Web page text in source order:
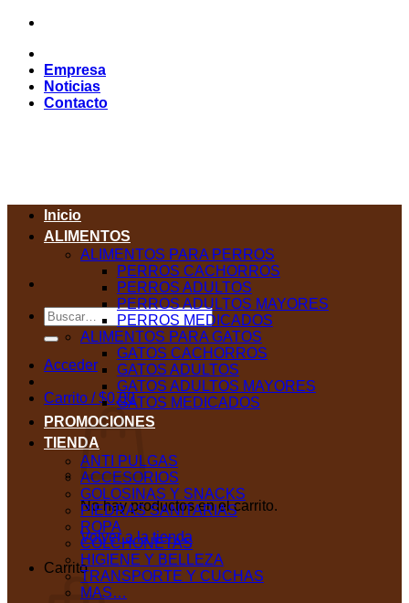
Saltar
contenido
Empresa
Noticias
Contacto
Buscar
por:
Acceder
Carrito /$0,00
No hay productos en el carrito.
Volver a la tienda
Carrito
Inicio
ALIMENTOS
ALIMENTOS PARA PERROS
PERROS CACHORROS
PERROS ADULTOS
PERROS ADULTOS MAYORES
PERROS MEDICADOS
ALIMENTOS PARA GATOS
GATOS CACHORROS
GATOS ADULTOS
GATOS ADULTOS MAYORES
GATOS MEDICADOS
PROMOCIONES
TIENDA
ANTI PULGAS
ACCESORIOS
GOLOSINAS Y SNACKS
PIEDRAS SANITARIAS
ROPA
COLCHONETAS
HIGIENE Y BELLEZA
TRANSPORTE Y CUCHAS
MAS…